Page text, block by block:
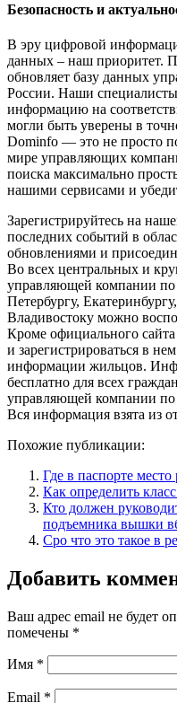
Безопасность и
В эру цифровой
данных – наш приоритет.
обновляет базу данных
России. Наши
информацию на
могли быть уверены в
Dominfo — это не просто
мире управляющих
поиска максимально
нашими сервисами и
Зарегистрируйтесь на
последних событий в
обновлениями и
Во всех центральных и
управляющей компании
Петербургу,
Владивостоку можно
Кроме официального
и зарегистрироваться в
информации жильцов.
бесплатно для всех
управляющей компании
Вся информация взята из
Похожие публикации:
Где в паспорте
Как определить
Кто должен
подъемника вышки
Сро что это такое в
Добавить
Ваш адрес email не будет
помечены *
Имя *
Email *